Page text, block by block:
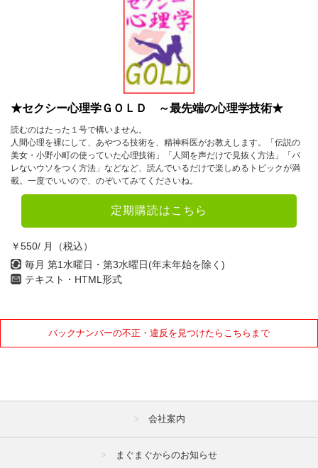
★セクシー心理学ＧＯＬＤ ～最先端の心理学技術★
読むのはたった１号で構いません。
人間心理を裸にして、あやつる技術を、精神科医がお教えします。「伝説の
美女・小野小町の使っていた心理技術」「人間を声だけで見抜く方法」「バ
レないウソをつく方法」などなど、読んでいるだけで楽しめるトピックが満
載。一度でいいので、のぞいてみてくださいね。
定期購読はこちら
￥550/ 月（税込）
毎月 第1水曜日・第3水曜日(年末年始を除く)
テキスト・HTML形式
バックナンバーの不正・違反を見つけたらこちらまで
会社案内
まぐまぐからのお知らせ